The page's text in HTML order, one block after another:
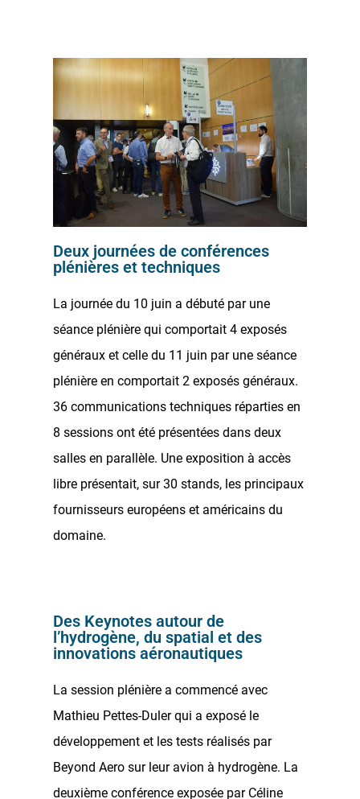
Deux journées de conférences
plénières et techniques
La journée du 10 juin a débuté par une
séance plénière qui comportait 4 exposés
généraux et celle du 11 juin par une séance
plénière en comportait 2 exposés généraux.
36 communications techniques réparties en
8 sessions ont été présentées dans deux
salles en parallèle. Une exposition à accès
libre présentait, sur 30 stands, les principaux
fournisseurs européens et américains du
domaine.
Des Keynotes autour de
l’hydrogène, du spatial et des
innovations aéronautiques
La session plénière a commencé avec
Mathieu Pettes-Duler qui a exposé le
développement et les tests réalisés par
Beyond Aero sur leur avion à hydrogène. La
deuxième conférence exposée par Céline